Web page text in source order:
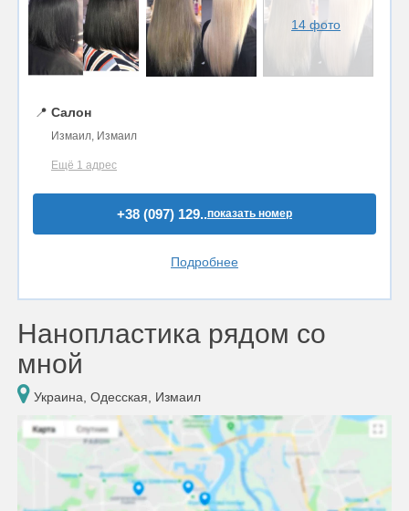
14 фото
📍 Салон
Измаил, Измаил
Ещё 1 адрес
+38 (097) 129..показать номер
Подробнее
Нанопластика рядом со
мной
Украина, Одесская, Измаил